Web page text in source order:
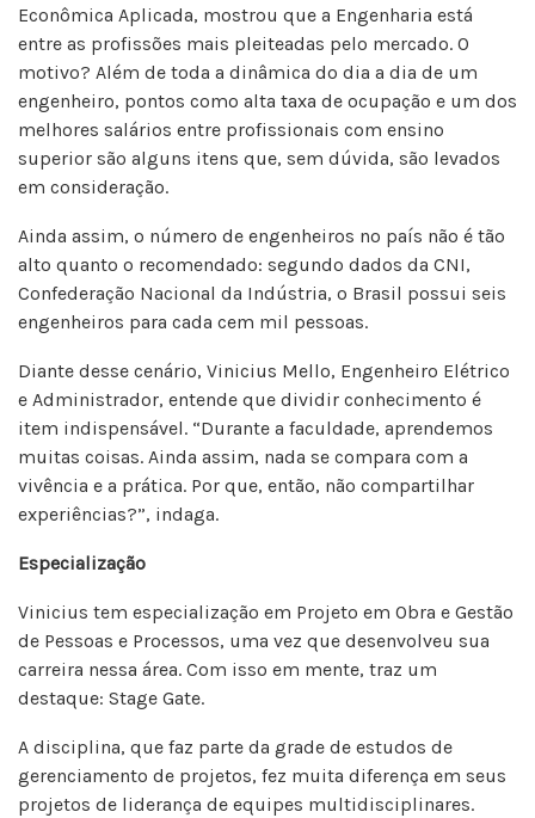
Econômica Aplicada, mostrou que a Engenharia está
entre as profissões mais pleiteadas pelo mercado. O
motivo? Além de toda a dinâmica do dia a dia de um
engenheiro, pontos como alta taxa de ocupação e um dos
melhores salários entre profissionais com ensino
superior são alguns itens que, sem dúvida, são levados
em consideração.
Ainda assim, o número de engenheiros no país não é tão
alto quanto o recomendado: segundo dados da CNI,
Confederação Nacional da Indústria, o Brasil possui seis
engenheiros para cada cem mil pessoas.
Diante desse cenário, Vinicius Mello, Engenheiro Elétrico
e Administrador, entende que dividir conhecimento é
item indispensável. “Durante a faculdade, aprendemos
muitas coisas. Ainda assim, nada se compara com a
vivência e a prática. Por que, então, não compartilhar
experiências?”, indaga.
Especialização
Vinicius tem especialização em Projeto em Obra e Gestão
de Pessoas e Processos, uma vez que desenvolveu sua
carreira nessa área. Com isso em mente, traz um
destaque: Stage Gate.
A disciplina, que faz parte da grade de estudos de
gerenciamento de projetos, fez muita diferença em seus
projetos de liderança de equipes multidisciplinares.